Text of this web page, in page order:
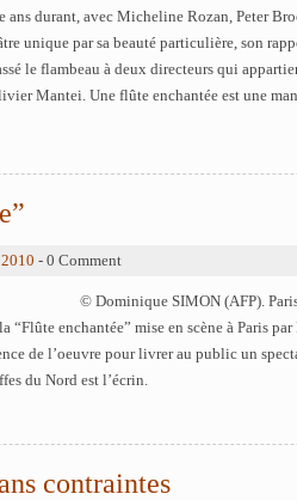
durant, avec Micheline Rozan, Peter
unique par sa beauté particulière, son
le flambeau à deux directeurs qui
Mantei. Une flûte enchantée est une
- 0 Comment
© Dominique SIMON (AFP).
“Flûte enchantée” mise en scène à Paris
de l’oeuvre pour livrer au public un
du Nord est l’écrin.
contraintes